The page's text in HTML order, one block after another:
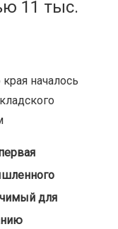
11 тыс.
для